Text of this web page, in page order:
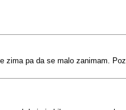
zima pa da se malo zanimam.